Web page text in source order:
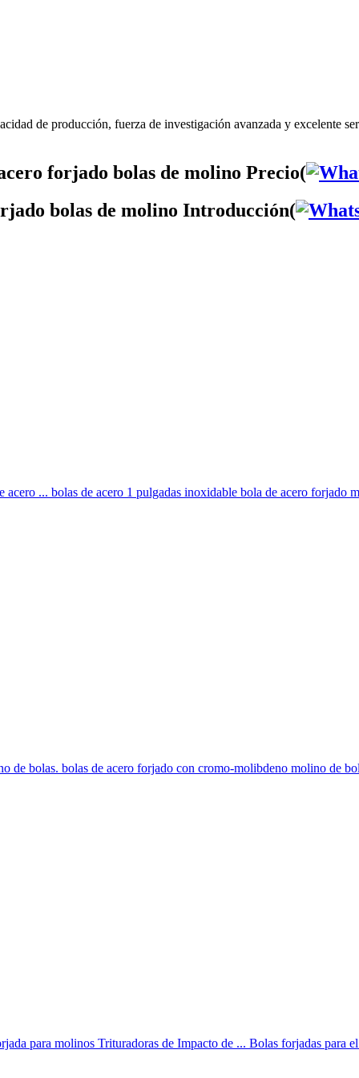
de producción, fuerza de investigación avanzada y excelente
forjado bolas de molino Precio(
bolas de molino Introducción(
... bolas de acero 1 pulgadas inoxidable bola de acero forjado
de bolas. bolas de acero forjado con cromo-molibdeno molino de
para molinos Trituradoras de Impacto de ... Bolas forjadas para